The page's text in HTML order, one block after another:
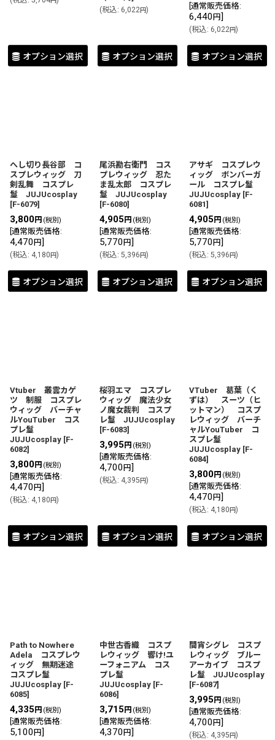
オプション選択
(税込: 6,022円)
オプション選択
通常販売価格:
6,440 円]
(税込: 6,022円)
オプション選択
へし切り長谷部 コ
スプレウィッグ 刀
剣乱舞 コスプレ
鬘 JUJUcosplay
[F-6079]
3,800円 (税別)
通常販売価格:
4,470 円]
(税込: 4,180円)
オプション選択
尾浜勘右衛門 コス
プレウィッグ 忍た
ま乱太郎 コスプレ
鬘 JUJUcosplay
[F-6080]
4,905 円 (税別)
通常販売価格:
5,770 円]
(税込: 5,396円)
オプション選択
アサギ コスプレウ
ィッグ ボンバーガ
ール コスプレ鬘
JUJUcosplay [F-
6081]
4,905 円 (税別)
通常販売価格:
5,770 円]
(税込: 5,396円)
オプション選択
Vtuber 叢雲カゲ
ツ 制服 コスプレ
ウィッグ バーチャ
ルYouTuber コス
プレ鬘
JUJUcosplay [F-
6082]
3,800円 (税別)
通常販売価格:
4,470 円]
(税込: 4,180円)
オプション選択
桜羽エマ コスプレ
ウィッグ 魔法少女
ノ魔女裁判 コスプ
レ鬘 JUJUcosplay
[F-6083]
3,995 円 (税別)
通常販売価格:
4,700 円]
(税込: 4,395円)
オプション選択
VTuber 葛葉（く
ずは） スーツ（ヒ
ットマン） コスプ
レウィッグ バーチ
ャルYouTuber コ
スプレ鬘
JUJUcosplay [F-
6084]
3,800円 (税別)
通常販売価格:
4,470 円]
(税込: 4,180円)
オプション選択
Path to Nowhere
Adela コスプレウ
ィッグ 無期迷途
コスプレ鬘
JUJUcosplay [F-
6085]
4,335 円 (税別)
通常販売価格:
5,100 円]
中世古香織 コスプ
レウィッグ 響け!ユ
ーフォニアム コス
プレ鬘
JUJUcosplay [F-
6086]
3,715 円 (税別)
通常販売価格:
4,370 円]
間宵シグレ コスプ
レウィッグ ブルー
アーカイブ コスプ
レ鬘 JUJUcosplay
[F-6087]
3,995 円 (税別)
通常販売価格:
4,700 円]
(税込: 4,395円)